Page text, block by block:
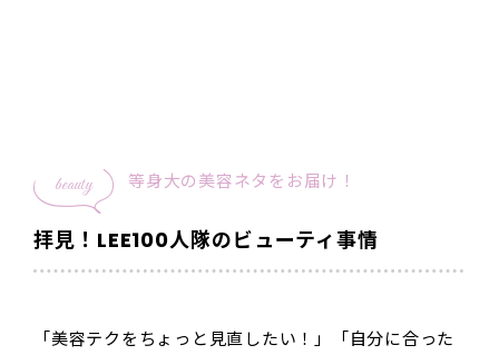
beauty 等身大の美容ネタをお届け！
拝見！LEE100人隊のビューティ事情
「美容テクをちょっと見直したい！」「自分に合った